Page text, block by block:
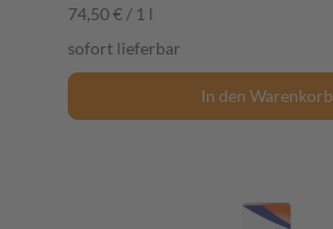
74,50 € / 1 l
sofort lieferbar
In den Warenkorb